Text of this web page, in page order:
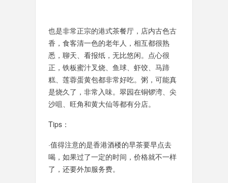
也是非常正宗的港式茶餐厅，店内古色古
香，食客清一色的老年人，相互都很熟
悉，聊天、看报纸，无比悠闲。点心很
正，铁板蜜汁叉烧、鱼球、虾饺、马蹄
糕、莲蓉蛋黄包都非常好吃。粥，可能真
是烧久了，非常入味。翠园在铜锣湾、尖
沙咀、旺角和黄大仙等都有分店。
Tips：
·值得注意的是香港酒楼的早茶要早点去
喝，如果过了一定的时间，价格就不一样
了，还要外加服务费。